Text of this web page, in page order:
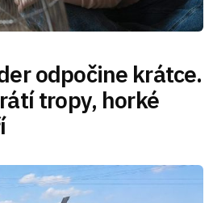
odpočine krátce.
tropy, horké